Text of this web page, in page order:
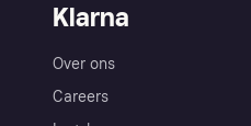
Klarna
Over ons
Careers